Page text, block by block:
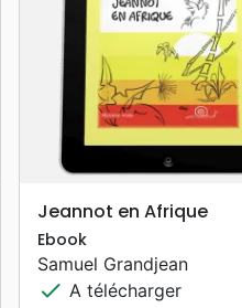
APERÇU RAPIDE
Jeannot en Afrique
Ebook
Samuel Grandjean
check A télécharger